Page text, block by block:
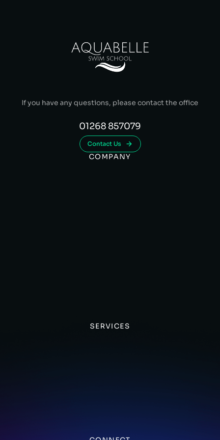
If you have any questions, please contact the office
01268 857079
Contact Us
COMPANY
SERVICES